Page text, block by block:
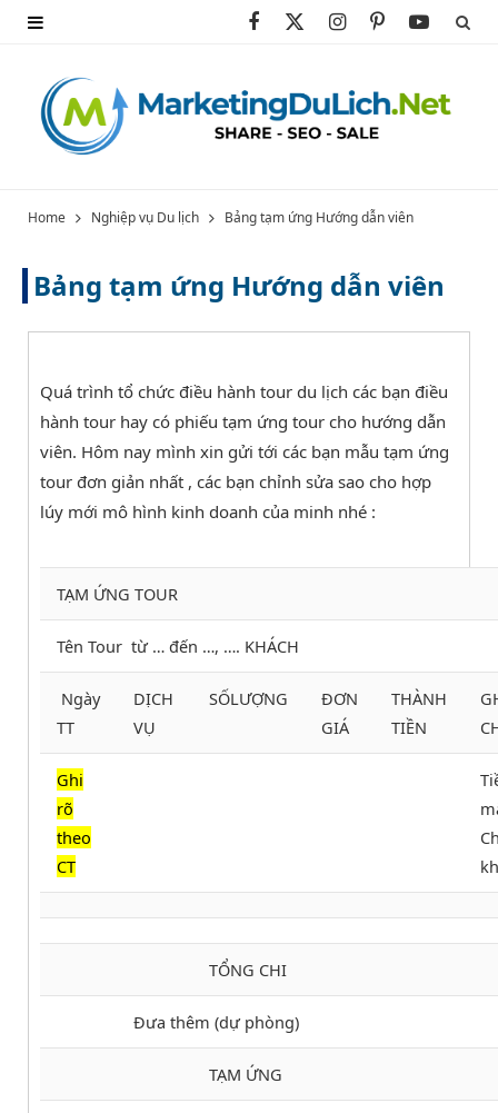
c
o
k
T
t
e
)
I
s
r
a
P
n
e
s
Y
u
e
Home Nghiệp vụ Du lịch Bảng tạm ứng Hướng dẫn viên
Bảng tạm ứng Hướng dẫn viên
Quá trình tổ chức điều hành tour du lịch các bạn điều
hành tour hay có phiếu tạm ứng tour cho hướng dẫn
viên. Hôm nay mình xin gửi tới các bạn mẫu tạm ứng
tour đơn giản nhất , các bạn chỉnh sửa sao cho hợp
lúy mới mô hình kinh doanh của minh nhé :
TẠM ỨNG TOUR
Tên Tour từ … đến …, …. KHÁCH
Ngày
TT
DỊCH
VỤ
SỐLƯỢNG
ĐƠN
GIÁ
THÀNH
TIỀN
Ghi
rõ
theo
CT
TỔNG CHI
Đưa thêm (dự phòng)
TẠM ỨNG